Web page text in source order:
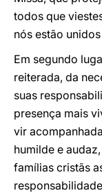
todos que
nós estão
Em segundo
reiterada, da
suas
presença mais
vir
humilde e
famílias cristãs